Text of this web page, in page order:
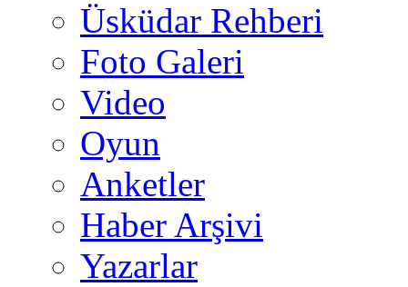
Üsküdar Rehberi
Foto Galeri
Video
Oyun
Anketler
Haber Arşivi
Yazarlar